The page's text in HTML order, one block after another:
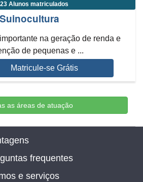
Alunos matriculados
Suinocultura
na geração de renda e
de pequenas e ...
Matricule-se Grátis
as áreas de atuação
frequentes
e serviços